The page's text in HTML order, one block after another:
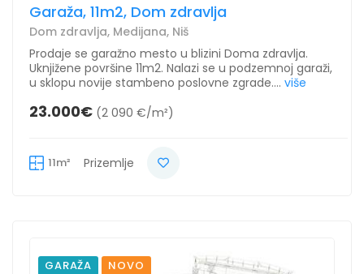
Garaža, 11m2, Dom zdravlja
Dom zdravlja, Medijana, Niš
Prodaje se garažno mesto u blizini Doma zdravlja.
Uknjižene površine 11m2. Nalazi se u podzemnoj garaži,
u sklopu novije stambeno poslovne zgrade.... više
23.000€ (2 090 €/m²)
11m² Prizemlje
GARAŽA NOVO